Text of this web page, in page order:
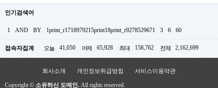
인기검색어
1 AND BY 1print_r1718979215print18print_r9278529671 3 6 60
접속자집계 오늘 41,050 어제 65,928 최대 158,762 전체 2,162,699
회사소개 개인정보취급방침 서비스이용약관
Copyright © 소유하신 도메인. All rights reserved.